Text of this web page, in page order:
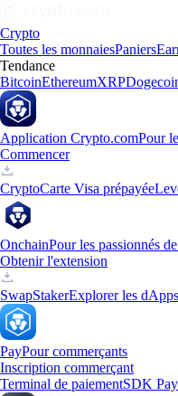
Crypto
Toutes les monnaiesPaniers
Tendance
BitcoinEthereumXRP
Application Crypto.comPour
Commencer
CryptoCarte Visa prépayée
OnchainPour les passionnés
Obtenir l'extension
SwapStakerExplorer les dApps
PayPour commerçants
Inscription commerçant
Terminal de paiementSDK Pay